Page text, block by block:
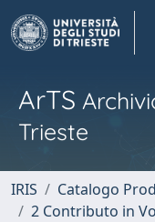
ArTS
Trieste
IRIS
Catalogo
2 Contributo in